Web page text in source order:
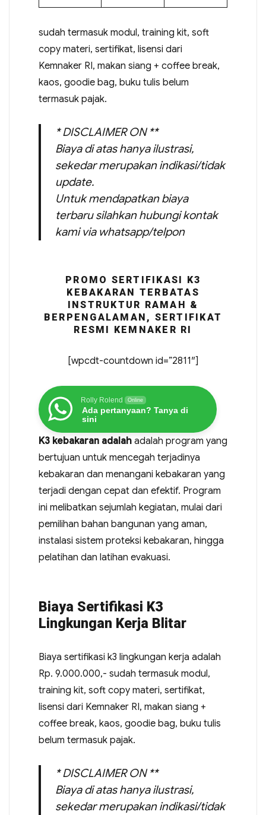
sudah termasuk modul, training kit, soft
copy materi, sertifikat, lisensi dari
Kemnaker RI, makan siang + coffee break,
kaos, goodie bag, buku tulis belum
termasuk pajak.
* DISCLAIMER ON **
Biaya di atas hanya ilustrasi,
sekedar merupakan indikasi/tidak
update.
Untuk mendapatkan biaya
terbaru silahkan hubungi kontak
kami via whatsapp/telpon
PROMO SERTIFIKASI K3
KEBAKARAN TERBATAS
INSTRUKTUR RAMAH &
BERPENGALAMAN, SERTIFIKAT
RESMI KEMNAKER RI
[wpcdt-countdown id=”2811″]
Rolly Rolend Online
Ada pertanyaan? Tanya di
sini
K3 kebakaran adalahadalah program yang
bertujuan untuk mencegah terjadinya
kebakaran dan menangani kebakaran yang
terjadi dengan cepat dan efektif. Program
ini melibatkan sejumlah kegiatan, mulai dari
pemilihan bahan bangunan yang aman,
instalasi sistem proteksi kebakaran, hingga
pelatihan dan latihan evakuasi.
Biaya Sertifikasi K3
Lingkungan Kerja Blitar
Biaya sertifikasi k3 lingkungan kerja adalah
Rp. 9.000.000,- sudah termasuk modul,
training kit, soft copy materi, sertifikat,
lisensi dari Kemnaker RI, makan siang +
coffee break, kaos, goodie bag, buku tulis
belum termasuk pajak.
* DISCLAIMER ON **
Biaya di atas hanya ilustrasi,
sekedar merupakan indikasi/tidak